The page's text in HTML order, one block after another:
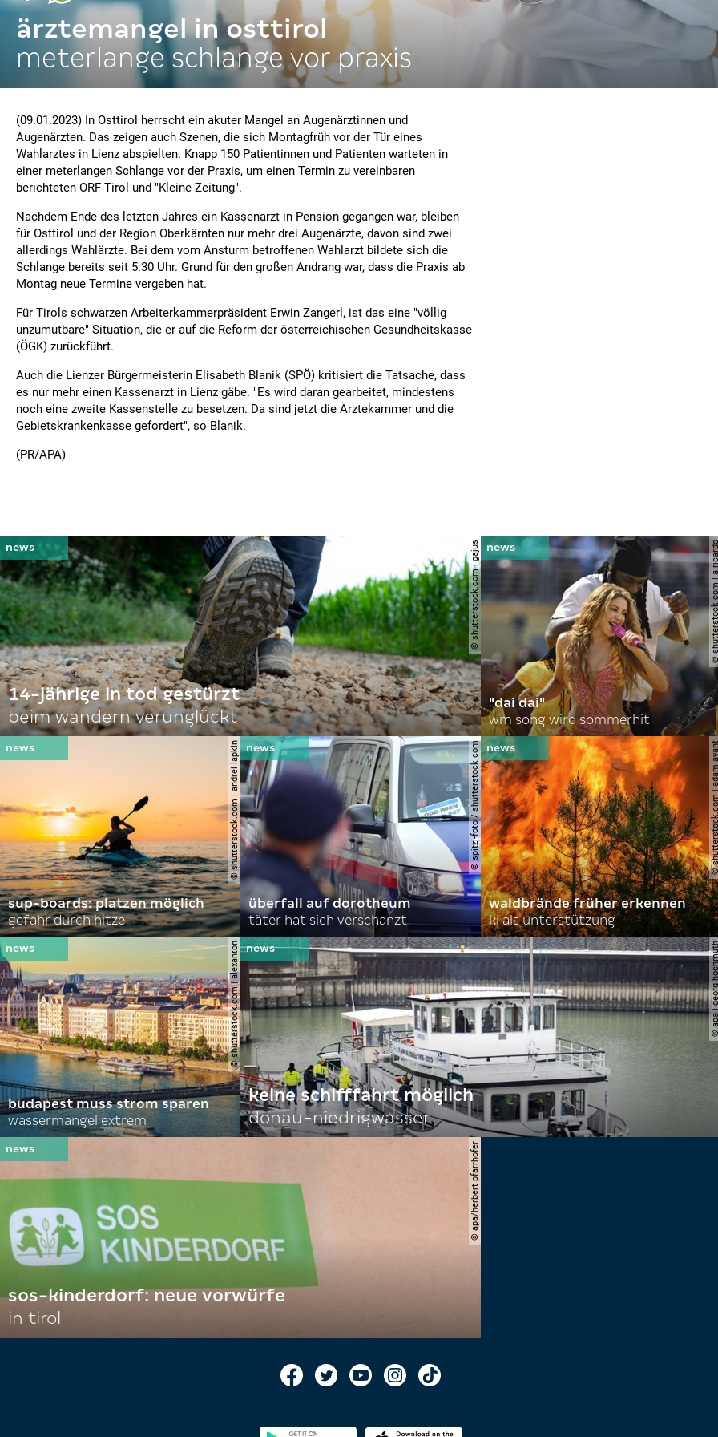
ärztemangel in osttirol
meterlange schlange vor praxis
(09.01.2023) In Osttirol herrscht ein akuter Mangel an Augenärztinnen und
Augenärzten. Das zeigen auch Szenen, die sich Montagfrüh vor der Tür eines
Wahlarztes in Lienz abspielten. Knapp 150 Patientinnen und Patienten warteten in
einer meterlangen Schlange vor der Praxis, um einen Termin zu vereinbaren
berichteten ORF Tirol und "Kleine Zeitung".
Nachdem Ende des letzten Jahres ein Kassenarzt in Pension gegangen war, bleiben
für Osttirol und der Region Oberkärnten nur mehr drei Augenärzte, davon sind zwei
allerdings Wahlärzte. Bei dem vom Ansturm betroffenen Wahlarzt bildete sich die
Schlange bereits seit 5:30 Uhr. Grund für den großen Andrang war, dass die Praxis ab
Montag neue Termine vergeben hat.
Für Tirols schwarzen Arbeiterkammerpräsident Erwin Zangerl, ist das eine "völlig
unzumutbare" Situation, die er auf die Reform der österreichischen Gesundheitskasse
(ÖGK) zurückführt.
Auch die Lienzer Bürgermeisterin Elisabeth Blanik (SPÖ) kritisiert die Tatsache, dass
es nur mehr einen Kassenarzt in Lienz gäbe. "Es wird daran gearbeitet, mindestens
noch eine zweite Kassenstelle zu besetzen. Da sind jetzt die Ärztekammer und die
Gebietskrankenkasse gefordert", so Blanik.
(PR/APA)
© shutterstock.com | gajus
14-jährige in tod gestürzt
beim wandern verunglückt
©
"dai dai"
wm song wird sommerhit
© shutterstock.com | andrei lapkin
sup-boards: platzen möglich
gefahr durch hitze
© spitzi-foto / shutterstock.com
überfall auf dorotheum
täter hat sich verschanzt
©
waldbrände früher erkennen
ki als unterstützung
© shutterstock.com | alexanton
budapest muss strom sparen
wassermangel extrem
© apa |
keine schifffahrt möglich
donau-niedrigwasser
© apa/herbert pfarrhofer
sos-kinderdorf: neue vorwürfe
in tirol